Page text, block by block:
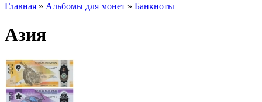
Главная » Альбомы для монет » Банкноты
Азия